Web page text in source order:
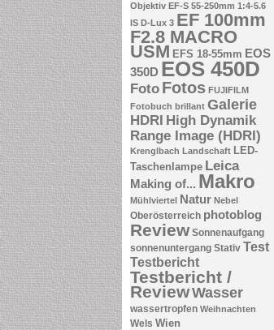
Objektiv EF-S 55-250mm 1:4-5.6
IS D-Lux 3 EF 100mm
F2.8 MACRO
USM EFS 18-55mm EOS
350D EOS 450D
Foto Fotos FUJIFILM
Fotobuch brillant Galerie
HDRI High Dynamik
Range Image (HDRI)
Krenglbach Landschaft LED-
Taschenlampe Leica
Making of... Makro
Mühlviertel Natur Nebel
Oberösterreich photoblog
Review Sonnenaufgang
sonnenuntergang Stativ Test
Testbericht
Testbericht /
ReviewWasser
wassertropfen Weihnachten
Wels Wien